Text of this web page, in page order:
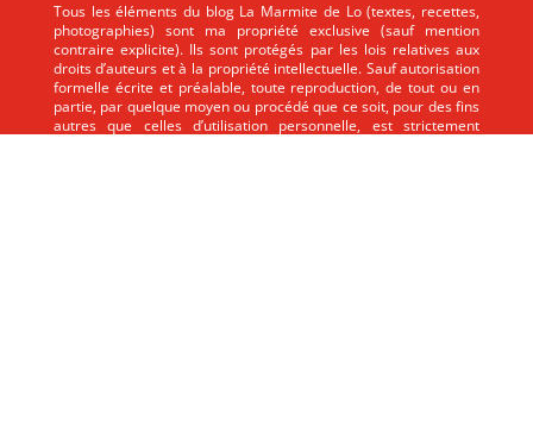
Tous les éléments du blog La Marmite de Lo (textes, recettes,
photographies) sont ma propriété exclusive (sauf mention
contraire explicite). Ils sont protégés par les lois relatives aux
droits d’auteurs et à la propriété intellectuelle. Sauf autorisation
formelle écrite et préalable, toute reproduction, de tout ou en
partie, par quelque moyen ou procédé que ce soit, pour des fins
autres que celles d’utilisation personnelle, est strictement